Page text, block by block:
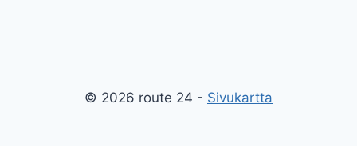
© 2026 route 24 - Sivukartta